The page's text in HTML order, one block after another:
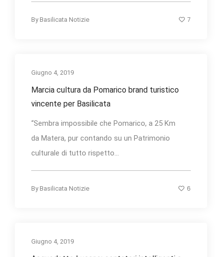
By Basilicata Notizie 7
Giugno 4, 2019
Marcia cultura da Pomarico brand turistico
vincente per Basilicata
“Sembra impossibile che Pomarico, a 25 Km
da Matera, pur contando su un Patrimonio
culturale di tutto rispetto...
By Basilicata Notizie 6
Giugno 4, 2019